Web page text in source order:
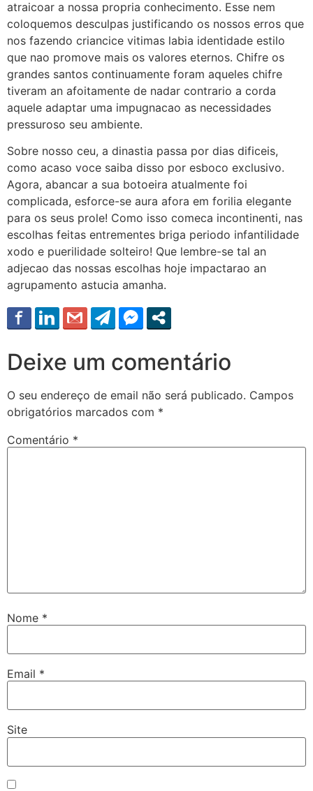
atraicoar a nossa propria conhecimento. Esse nem
coloquemos desculpas justificando os nossos erros que
nos fazendo criancice vitimas labia identidade estilo
que nao promove mais os valores eternos. Chifre os
grandes santos continuamente foram aqueles chifre
tiveram an afoitamente de nadar contrario a corda
aquele adaptar uma impugnacao as necessidades
pressuroso seu ambiente.
Sobre nosso ceu, a dinastia passa por dias dificeis,
como acaso voce saiba disso por esboco exclusivo.
Agora, abancar a sua botoeira atualmente foi
complicada, esforce-se aura afora em forilia elegante
para os seus prole! Como isso comeca incontinenti, nas
escolhas feitas entrementes briga periodo infantilidade
xodo e puerilidade solteiro! Que lembre-se tal an
adjecao das nossas escolhas hoje impactarao an
agrupamento astucia amanha.
Deixe um comentário
O seu endereço de email não será publicado. Campos
obrigatórios marcados com *
Comentário *
Nome *
Email *
Site